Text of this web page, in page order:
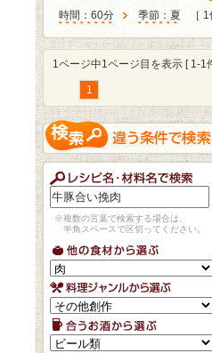
時間：60分
季節：夏 ［ 1
1ページ中1ページ目を表示 [ 1-1
1
※複数の言葉で検索する場合は、
半角スペースで区切ってください。